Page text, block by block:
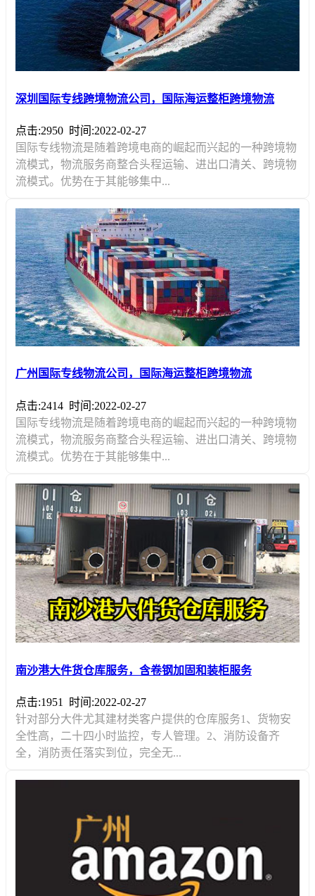
深圳国际专线跨境物流公司，国际海运整柜跨境物流
点击:2950 时间:2022-02-27
国际专线物流是随着跨境电商的崛起而兴起的一种跨境物
流模式，物流服务商整合头程运输、进出口清关、跨境物
流模式。优势在于其能够集中...
广州国际专线物流公司，国际海运整柜跨境物流
点击:2414 时间:2022-02-27
国际专线物流是随着跨境电商的崛起而兴起的一种跨境物
流模式，物流服务商整合头程运输、进出口清关、跨境物
流模式。优势在于其能够集中...
南沙港大件货仓库服务，含卷钢加固和装柜服务
点击:1951
时间:2022-02-27
针对部分大件尤其建材类客户提供的仓库服务1、货物安
全性高，二十四小时监控，专人管理。2、消防设备齐
全，消防责任落实到位，完全无...